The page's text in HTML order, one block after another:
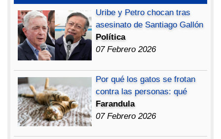
Uribe y Petro chocan tras
asesinato de Santiago Gallón
Política
07 Febrero 2026
Por qué los gatos se frotan
contra las personas: qué
Farandula
07 Febrero 2026